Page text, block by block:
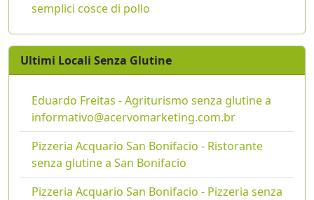
semplici cosce di pollo
Ultimi Locali Senza Glutine
Eduardo Freitas - Agriturismo senza glutine a
informativo@acervomarketing.com.br
Pizzeria Acquario San Bonifacio - Ristorante
senza glutine a San Bonifacio
Pizzeria Acquario San Bonifacio - Pizzeria senza